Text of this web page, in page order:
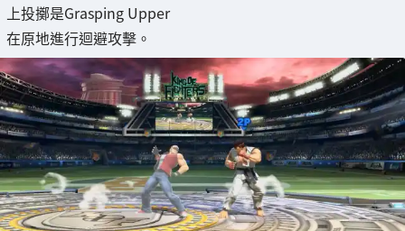
上投擲是Grasping Upper
在原地進行迴避攻擊。